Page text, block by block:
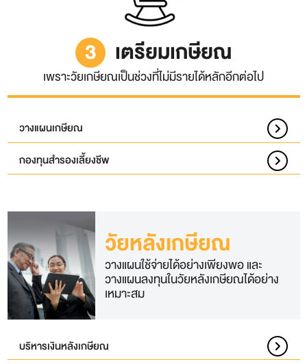
3 เตรียมเกษียณ
เพราะวัยเกษียณเป็นช่วงที่ไม่มีรายได้หลักอีกต่อไป
วางแผนเกษียณ
กองทุนสำรองเลี้ยงชีพ
วัยหลังเกษียณ
วางแผนใช้จ่ายได้อย่างเพียงพอ และ
วางแผนลงทุนในวัยหลังเกษียณได้อย่าง
เหมาะสม
บริหารเงินหลังเกษียณ